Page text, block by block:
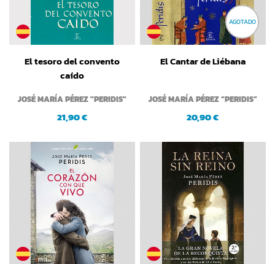
El tesoro del convento
caído
JOSÉ MARÍA PÉREZ "PERIDIS"
21,90 €
AGOTADO
El Cantar de Liébana
JOSÉ MARÍA PÉREZ “PERIDIS”
20,90 €